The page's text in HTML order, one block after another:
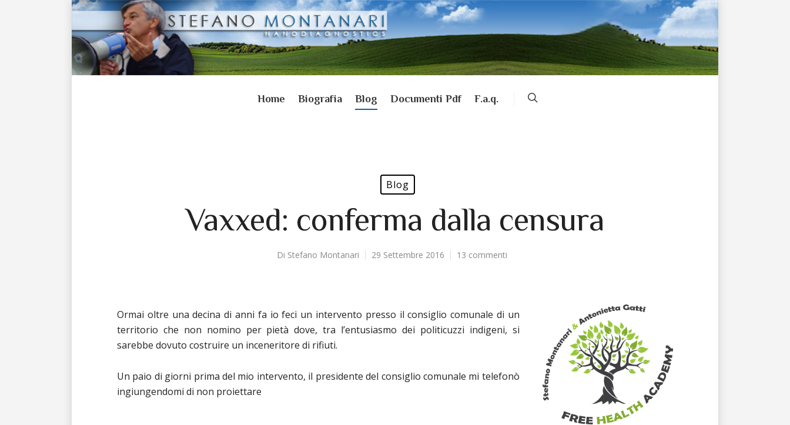
Home Biografia Blog Documenti Pdf F.a.q.
Blog
Vaxxed: conferma dalla censura
Di Stefano Montanari 29 Settembre 2016 13 commenti
Ormai oltre una decina di anni fa io feci un intervento presso il consiglio comunale di un
territorio che non nomino per pietà dove, tra l’entusiasmo dei politicuzzi indigeni, si
sarebbe dovuto costruire un inceneritore di rifiuti.
Un paio di giorni prima del mio intervento, il presidente del consiglio comunale mi telefonò
ingiungendomi di non proiettare